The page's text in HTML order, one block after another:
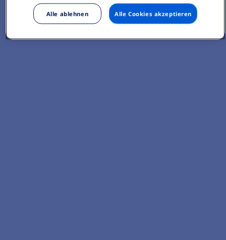
Alle ablehnen Alle Cookies akzeptieren